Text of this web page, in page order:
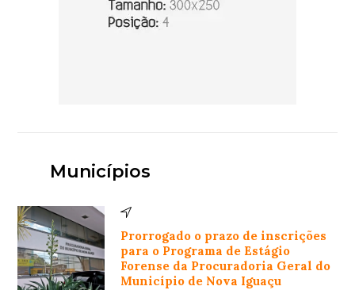
Municípios
Prorrogado o prazo de inscrições
para o Programa de Estágio
Forense da Procuradoria Geral do
Município de Nova Iguaçu